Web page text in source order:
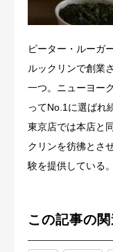
ピーター・ルーガ
ルックリンで創業
一つ。ニューヨー
ってNo.1に選ばれ
東京店では本店と
クリンを彷彿とさ
験を提供している。
この記事の